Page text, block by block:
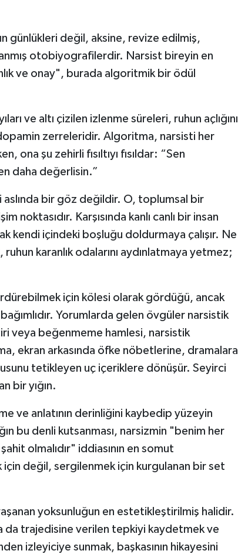
günlükleri değil, aksine, revize edilmiş,
otobiyografilerdir. Narsist bireyin en
ve onay", burada algoritmik bir ödül
ve altı çizilen izlenme süreleri, ruhun açlığını
zerreleridir. Algoritma, narsisti her
ona şu zehirli fısıltıyı fısıldar: “Sen
daha değerlisin.”
aslında bir göz değildir. O, toplumsal bir
noktasıdır. Karşısında kanlı canlı bir insan
kendi içindeki boşluğu doldurmaya çalışır. Ne
ruhun karanlık odalarını aydınlatmaya yetmez;
için kölesi olarak gördüğü, ancak
Yorumlarda gelen övgüler narsistik
veya beğenmeme hamlesi, narsistik
ekran arkasında öfke nöbetlerine, dramalara
tetikleyen uç içeriklere dönüşür. Seyirci
bir yığın.
ve anlatının derinliğini kaybedip yüzeyin
bu denli kutsanması, narsizmin "benim her
olmalıdır" iddiasının en somut
için değil, sergilenmek için kurgulanan bir set
yoksunluğun en estetikleştirilmiş halidir.
da trajedisine verilen tepkiyi kaydetmek ve
izleyiciye sunmak, başkasının hikayesini